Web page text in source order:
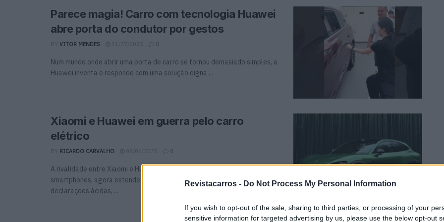
Revistacarros - Do Not Process My Personal Information
If you wish to opt-out of the sale, sharing to third parties, or processing of your
sensitive information for targeted advertising by us, please use the below opt-out
Parece magia! Carro com tecnologia Huawei
abre porta do condutor por gestos
BY VITOR MENDES 31/07/2025 0
Num mundo onde abrir uma porta de carro se tornou demasiado simples, a
Huawei inventa e responde com uma solução digna ...
Xiaomi e Huawei em guerra pelo carro
elétrico
BY RICARDO CARVALHO 0
A rivalidade entre Xiaomi e Huawei, anteriormente restrita aos
smartphones, agora estende-se ao mercado dos carros elétricos. Entre
declarações ácidas, ...